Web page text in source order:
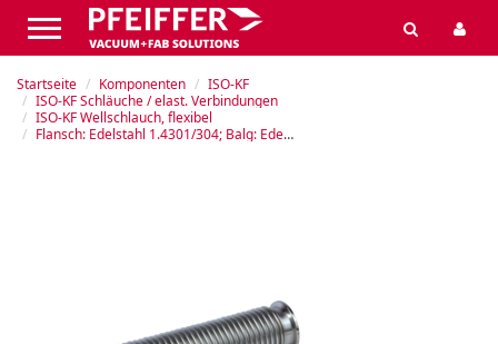
Startseite Komponenten
ISO-KF
ISO-KF Schläuche / elast. Verbindungen
ISO-KF Wellschlauch, flexibel
Flansch: Edelstahl 1.4301/304; Balg: Edelstahl 316L